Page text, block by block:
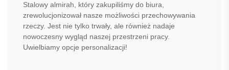
Stalowy almirah, który zakupiliśmy do biura,
zrewolucjonizował nasze możliwości przechowywania
rzeczy. Jest nie tylko trwały, ale również nadaje
nowoczesny wygląd naszej przestrzeni pracy.
Uwielbiamy opcje personalizacji!